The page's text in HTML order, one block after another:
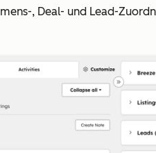
, Deal- und Lead-